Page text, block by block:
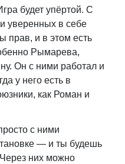
будет упёртой. С
уверенных в себе
прав, и в этом есть
Рымарева,
Он с ними работал и
у него есть в
как Роман и
с ними
— и ты будешь
них можно